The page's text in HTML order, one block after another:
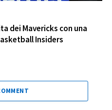
dei Mavericks con una
Insiders